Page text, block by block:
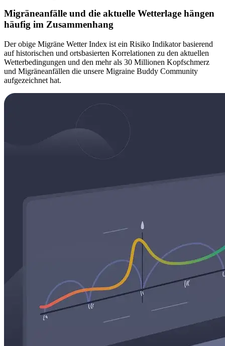
Migräneanfälle und die aktuelle Wetterlage hängen
häufig im Zusammenhang
Der obige Migräne Wetter Index ist ein Risiko Indikator basierend
auf historischen und ortsbasierten Korrelationen zu den aktuellen
Wetterbedingungen und den mehr als 30 Millionen Kopfschmerz
und Migräneanfällen die unsere Migraine Buddy Community
aufgezeichnet hat.